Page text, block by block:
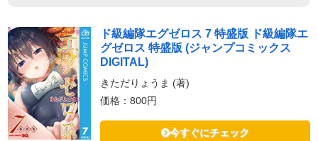
ド級編隊エグゼロス 7 特盛版 ド級編隊エ
グゼロス 特盛版 (ジャンプコミックス
DIGITAL)
きただりょうま (著)
価格：800円
今すぐにチェック